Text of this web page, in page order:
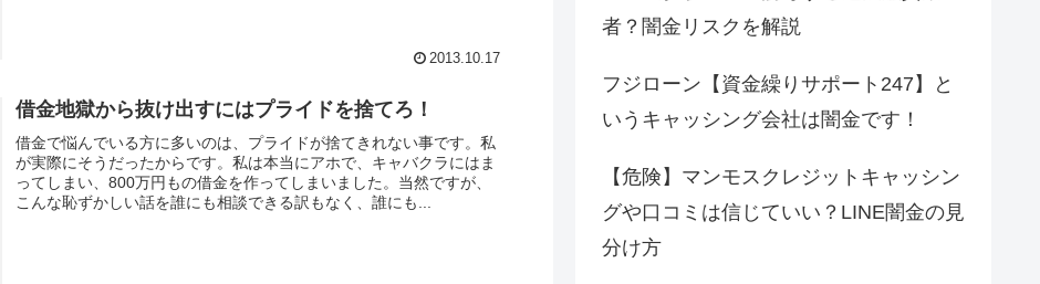
2013.10.17
借金地獄から抜け出すにはプライドを捨てろ！
借金で悩んでいる方に多いのは、プライドが捨てきれない事です。私
が実際にそうだったからです。私は本当にアホで、キャバクラにはま
ってしまい、800万円もの借金を作ってしまいました。当然ですが、
こんな恥ずかしい話を誰にも相談できる訳もなく、誰にも...
者？闇金リスクを解説
フジローン【資金繰りサポート247】と
いうキャッシング会社は闇金です！
【危険】マンモスクレジットキャッシン
グや口コミは信じていい？LINE闇金の見
分け方